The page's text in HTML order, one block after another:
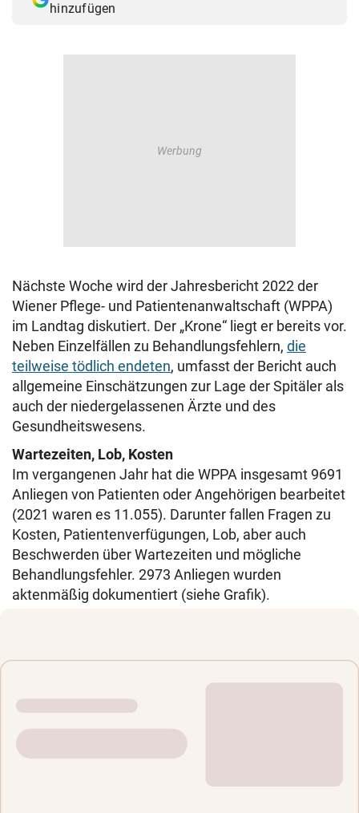
hinzufügen
Nächste Woche wird der Jahresbericht 2022 der
Wiener Pflege- und Patientenanwaltschaft (WPPA)
im Landtag diskutiert. Der „Krone“ liegt er bereits vor.
Neben Einzelfällen zu Behandlungsfehlern, die
teilweise tödlich endeten, umfasst der Bericht auch
allgemeine Einschätzungen zur Lage der Spitäler als
auch der niedergelassenen Ärzte und des
Gesundheitswesens.
Wartezeiten, Lob, Kosten
Im vergangenen Jahr hat die WPPA insgesamt 9691
Anliegen von Patienten oder Angehörigen bearbeitet
(2021 waren es 11.055). Darunter fallen Fragen zu
Kosten, Patientenverfügungen, Lob, aber auch
Beschwerden über Wartezeiten und mögliche
Behandlungsfehler. 2973 Anliegen wurden
aktenmäßig dokumentiert (siehe Grafik).